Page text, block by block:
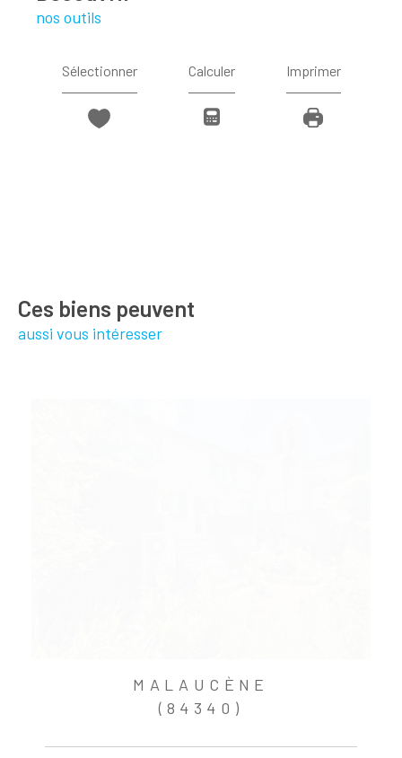
nos outils
Sélectionner Calculer Imprimer
Ces biens peuvent
aussi vous intéresser
MALAUCÈNE
(84340)